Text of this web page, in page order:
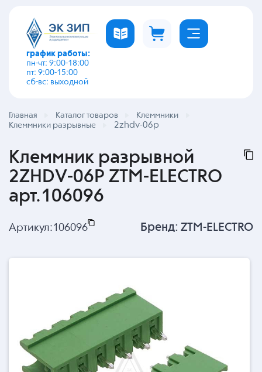
график работы:
пн-чт: 9:00-18:00
пт: 9:00-15:00
сб-вс: выходной
Главная Каталог товаров
Клеммники
Клеммники разрывные
2zhdv-06p
Клеммник разрывной
2ZHDV-06P ZTM-ELECTRO
арт.106096
Артикул:106096 Бренд: ZTM-ELECTRO